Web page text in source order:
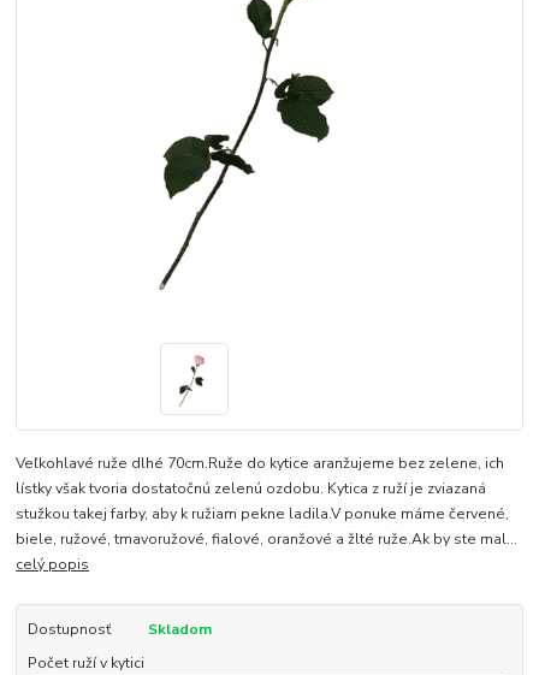
Veľkohlavé ruže dlhé 70cm.Ruže do kytice aranžujeme bez zelene, ich
lístky však tvoria dostatočnú zelenú ozdobu. Kytica z ruží je zviazaná
stužkou takej farby, aby k ružiam pekne ladila.V ponuke máme červené,
biele, ružové, tmavoružové, fialové, oranžové a žlté ruže.Ak by ste mal...
celý popis
Dostupnosť
Skladom
Počet ruží v kytici